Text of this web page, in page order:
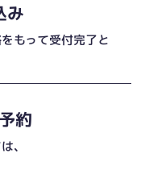
み
もって受付完了と
約
、